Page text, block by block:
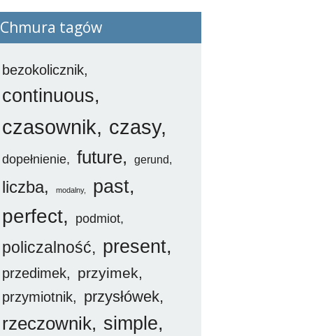
Chmura tagów
bezokolicznik
continuous
czasownik czasy
dopełnienie future gerund
liczba modalny past
perfect podmiot
policzalność present
przedimek przyimek
przymiotnik przysłówek
rzeczownik simple